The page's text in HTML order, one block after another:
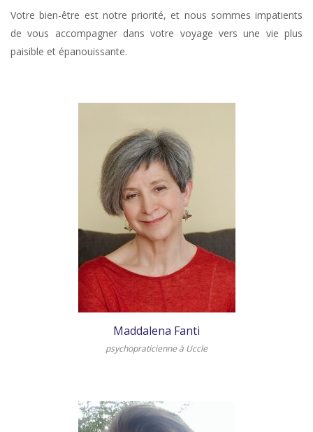
Votre bien-être est notre priorité, et nous sommes impatients
de vous accompagner dans votre voyage vers une vie plus
paisible et épanouissante.
Maddalena Fanti
psychopraticienne à Uccle